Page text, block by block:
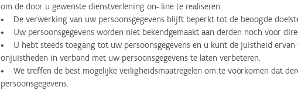
om de door u gewenste dienstverlening on- line te realiseren.
• De verwerking van uw persoonsgegevens blijft beperkt tot de beoogde
• Uw persoonsgegevens worden niet bekendgemaakt aan derden noch voor
• U hebt steeds toegang tot uw persoonsgegevens en u kunt de juistheid
onjuistheden in verband met uw persoonsgegevens te laten verbeteren.
• We treffen de best mogelijke veiligheidsmaatregelen om te voorkomen dat
persoonsgegevens.